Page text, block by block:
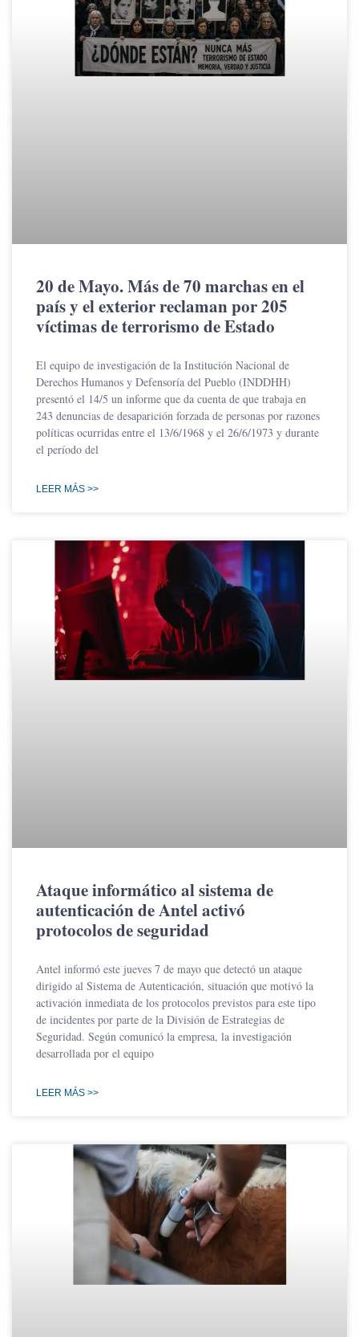
20 de Mayo. Más de 70 marchas en el
país y el exterior reclaman por 205
víctimas de terrorismo de Estado
El equipo de investigación de la Institución Nacional de
Derechos Humanos y Defensoría del Pueblo (INDDHH)
presentó el 14/5 un informe que da cuenta de que trabaja en
243 denuncias de desaparición forzada de personas por razones
políticas ocurridas entre el 13/6/1968 y el 26/6/1973 y durante
el período del
LEER MÁS >>
Ataque informático al sistema de
autenticación de Antel activó
protocolos de seguridad
Antel informó este jueves 7 de mayo que detectó un ataque
dirigido al Sistema de Autenticación, situación que motivó la
activación inmediata de los protocolos previstos para este tipo
de incidentes por parte de la División de Estrategias de
Seguridad. Según comunicó la empresa, la investigación
desarrollada por el equipo
LEER MÁS >>